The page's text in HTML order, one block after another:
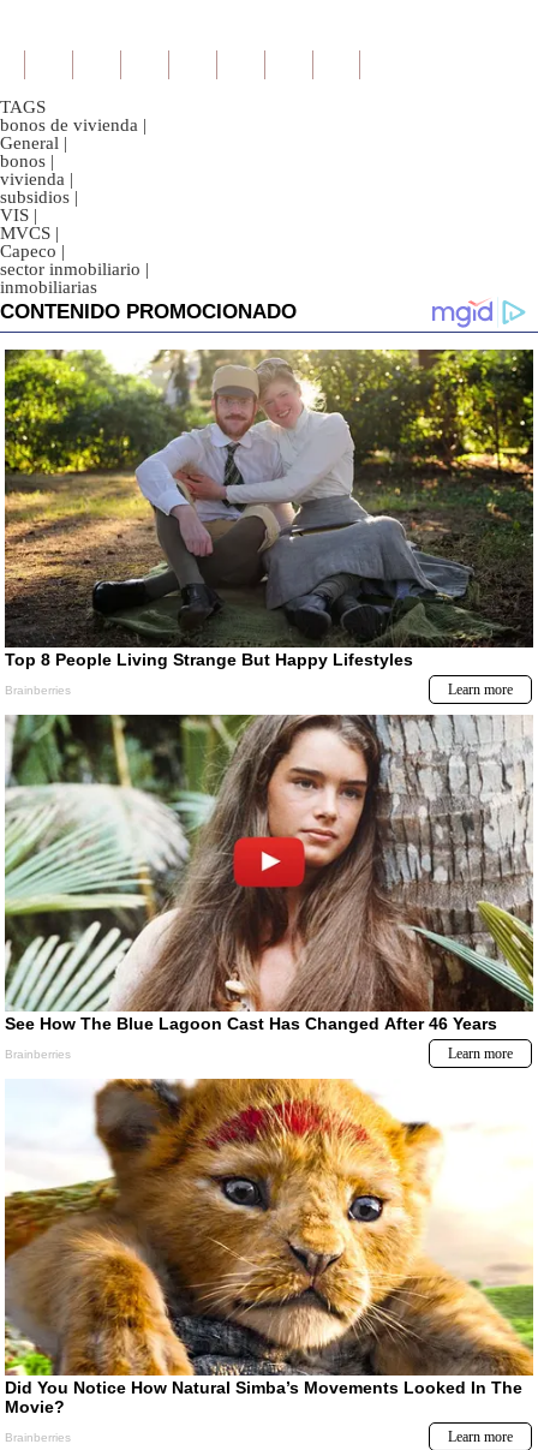
TAGS
bonos de vivienda |
General |
bonos |
vivienda |
subsidios |
VIS |
MVCS |
Capeco |
sector inmobiliario |
inmobiliarias